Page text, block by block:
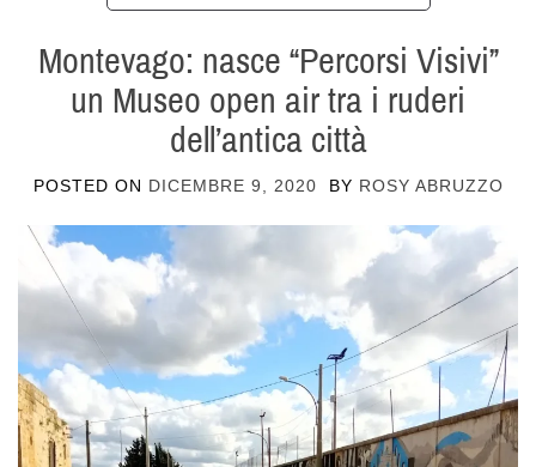
Montevago: nasce “Percorsi Visivi”
un Museo open air tra i ruderi
dell’antica città
POSTED ON DICEMBRE 9, 2020 BY ROSY ABRUZZO